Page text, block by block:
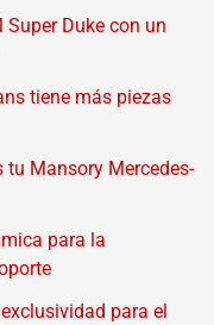
Super Duke con un
tiene más piezas
tu Mansory Mercedes-
para la
para el